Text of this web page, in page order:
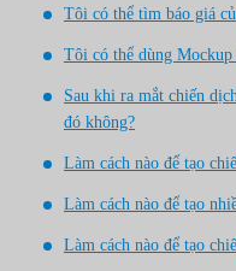
Tôi có thể tìm báo giá
Tôi có thể dùng
Sau khi ra mắt chiến
đó không?
Làm cách nào để tạo
Làm cách nào để tạo
Làm cách nào để tạo